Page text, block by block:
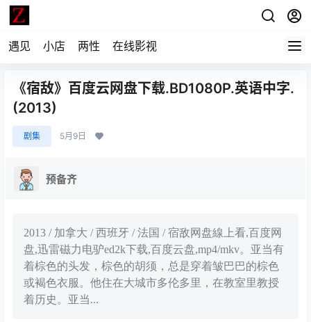
遇见 小店 两性 在线影视
《宿敌》百度云网盘下载.BD1080P.英语中字.
(2013)
剧集 5月9日
预备齐
2013 / 加拿大 / 西班牙 / 法国 / 宿敌网盘線上看,百度网
盘,迅雷磁力电驴ed2k下载,百度云盘,mp4/mkv。亚当有
着棕色的头发，棕色的胡须，总是穿着皱巴巴的棕色
或褐色衣服。他住在大城市多伦多里，在教室里教授
着历史。亚当...